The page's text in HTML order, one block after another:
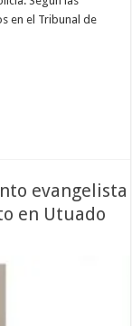
en el Tribunal de
evangelista
en Utuado